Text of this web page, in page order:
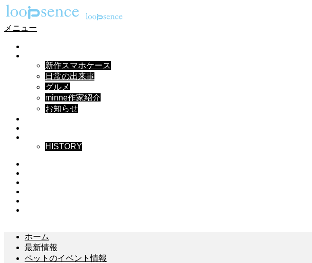
メニュー
新作スマホケース
日常の出来事
グルメ
minne作家紹介
お知らせ
HISTORY
ホーム
最新情報
ペットのイベント情報